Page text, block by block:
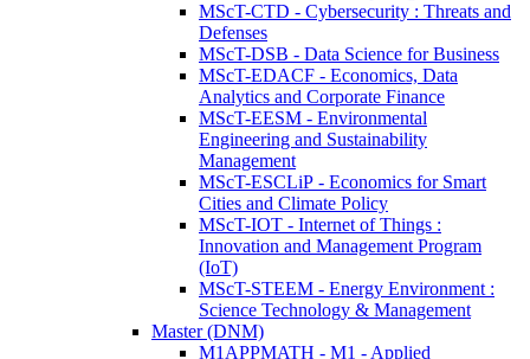
MScT-CTD - Cybersecurity : Threats and
Defenses
MScT-DSB - Data Science for Business
MScT-EDACF - Economics, Data
Analytics and Corporate Finance
MScT-EESM - Environmental
Engineering and Sustainability
Management
MScT-ESCLiP - Economics for Smart
Cities and Climate Policy
MScT-IOT - Internet of Things :
Innovation and Management Program
(IoT)
MScT-STEEM - Energy Environment :
Science Technology & Management
Master (DNM)
M1APPMATH - M1 - Applied